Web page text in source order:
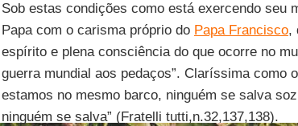
Sob estas condições como está exercendo seu
Papa com o carisma próprio do Papa Francisco,
espírito e plena consciência do que ocorre no
guerra mundial aos pedaços”. Claríssima como
estamos no mesmo barco, ninguém se salva
ninguém se salva” (Fratelli tutti,n.32,137,138).